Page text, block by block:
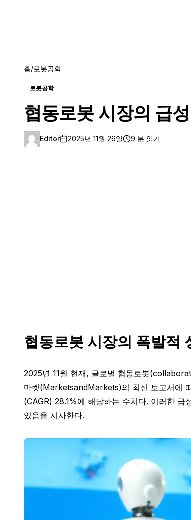
홈/로봇공학
로봇공학
협동로봇 시장의 급
Editor 2025년 11월 26일 9 분 읽기
협동로봇 시장의 폭발적
2025년 11월 현재, 글로벌 협동로봇
마켓(MarketsandMarkets)의 최신 보고서에
(CAGR) 28.1%에 해당하는 수치다. 이러한
있음을 시사한다.